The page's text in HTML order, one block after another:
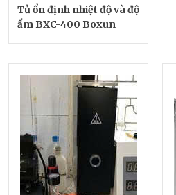
Tủ ổn định nhiệt độ và độ
ẩm BXC-400 Boxun